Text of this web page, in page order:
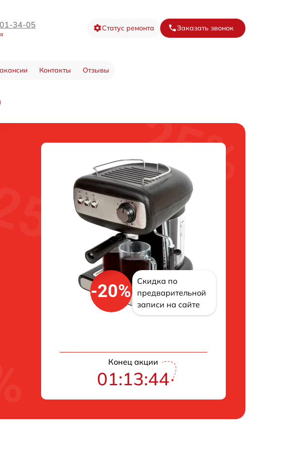
34-05 Статус ремонта Заказать звонок
Контакты Отзывы
-20%
Скидка по
предварительной
записи на сайте
Конец акции
01:13:43